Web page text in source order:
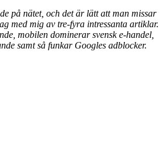
på nätet, och det är lätt att man missar
med mig av tre-fyra intressanta artiklar.
mobilen dominerar svensk e-handel,
samt så funkar Googles adblocker.